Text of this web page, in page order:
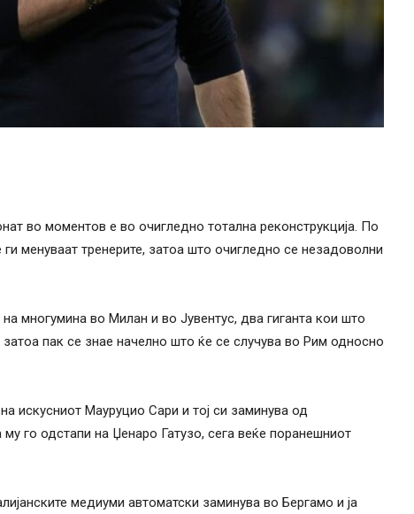
во моментов е во очигледно тотална реконструкција. По
менуваат тренерите, затоа што очигледно се незадоволни
многумина во Милан и во Јувентус, два гиганта кои што
пак се знае начелно што ќе се случува во Рим односно
искусниот Мауруцио Сари и тој си заминува од
го одстапи на Џенаро Гатузо, сега веќе поранешниот
медиуми автоматски заминува во Бергамо и ја